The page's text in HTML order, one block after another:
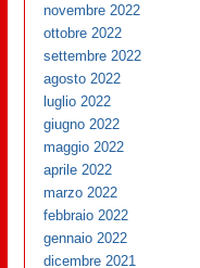
novembre 2022
ottobre 2022
settembre 2022
agosto 2022
luglio 2022
giugno 2022
maggio 2022
aprile 2022
marzo 2022
febbraio 2022
gennaio 2022
dicembre 2021